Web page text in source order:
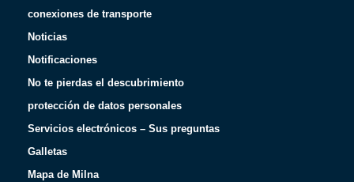
conexiones de transporte
Noticias
Notificaciones
No te pierdas el descubrimiento
protección de datos personales
Servicios electrónicos – Sus preguntas
Galletas
Mapa de Milna